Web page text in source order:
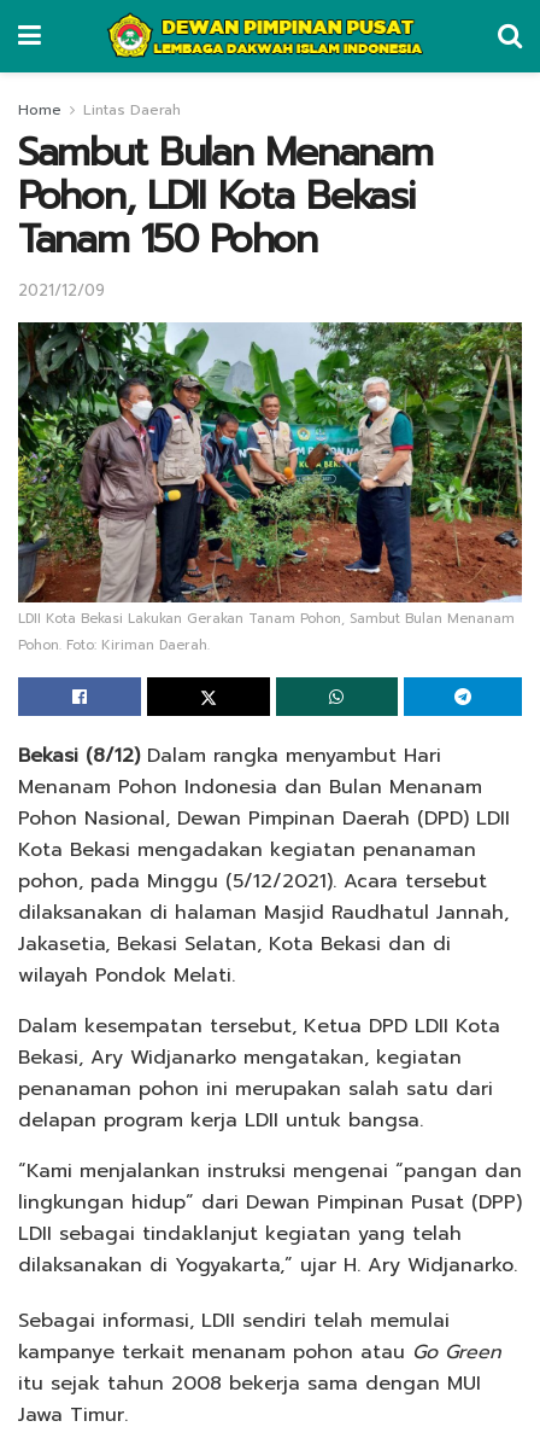
Home Lintas Daerah
Sambut Bulan Menanam
Pohon, LDII Kota Bekasi
Tanam 150 Pohon
2021/12/09
LDII Kota Bekasi Lakukan Gerakan Tanam Pohon, Sambut Bulan Menanam
Pohon. Foto: Kiriman Daerah.
Bekasi (8/12)Dalam rangka menyambut Hari
Menanam Pohon Indonesia dan Bulan Menanam
Pohon Nasional, Dewan Pimpinan Daerah (DPD) LDII
Kota Bekasi mengadakan kegiatan penanaman
pohon, pada Minggu (5/12/2021). Acara tersebut
dilaksanakan di halaman Masjid Raudhatul Jannah,
Jakasetia, Bekasi Selatan, Kota Bekasi dan di
wilayah Pondok Melati.
Dalam kesempatan tersebut, Ketua DPD LDII Kota
Bekasi, Ary Widjanarko mengatakan, kegiatan
penanaman pohon ini merupakan salah satu dari
delapan program kerja LDII untuk bangsa.
“Kami menjalankan instruksi mengenai “pangan dan
lingkungan hidup” dari Dewan Pimpinan Pusat (DPP)
LDII sebagai tindaklanjut kegiatan yang telah
dilaksanakan di Yogyakarta,” ujar H. Ary Widjanarko.
Sebagai informasi, LDII sendiri telah memulai
kampanye terkait menanam pohon atau Go Green
itu sejak tahun 2008 bekerja sama dengan MUI
Jawa Timur.